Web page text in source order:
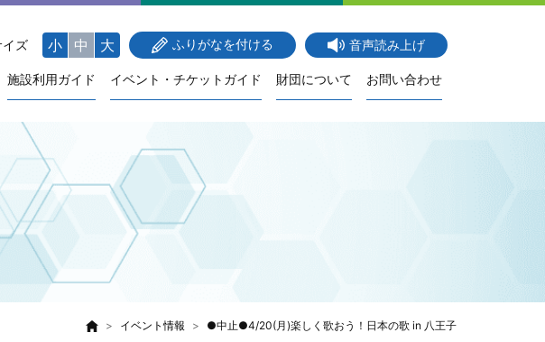
ズ 小 中 大 ふりがなを付ける 音声読み上げ
施設利用ガイド イベント・チケットガイド 財団について お問い合わせ
イベント情報 ●中止●4/20(月)楽しく歌おう！日本の歌 in 八王子